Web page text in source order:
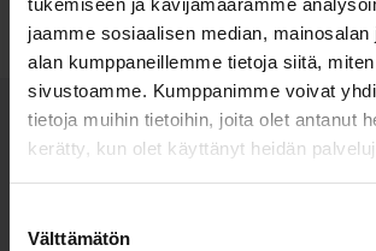
jaamme sosiaalisen median,
alan kumppaneillemme tietoja siitä,
sivustoamme. Kumppanimme voivat
tietoja muihin tietoihin, joita olet antanut
kerätty, kun olet käyttänyt heidän
valinta
Välttämätön